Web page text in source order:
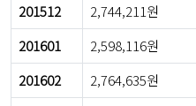
201512
2,744,211원
201601
2,598,116원
201602
2,764,635원